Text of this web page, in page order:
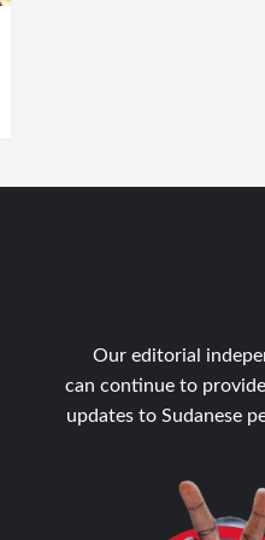
Our editorial
can continue to
updates to Sudanese